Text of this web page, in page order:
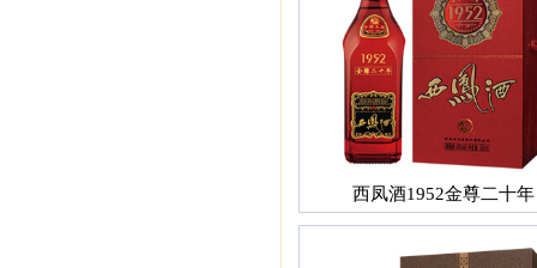
西凤酒1952金尊二十年